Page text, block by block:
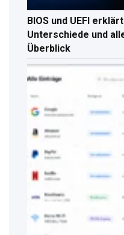
BIOS und UEFI
Unterschiede und
Überblick